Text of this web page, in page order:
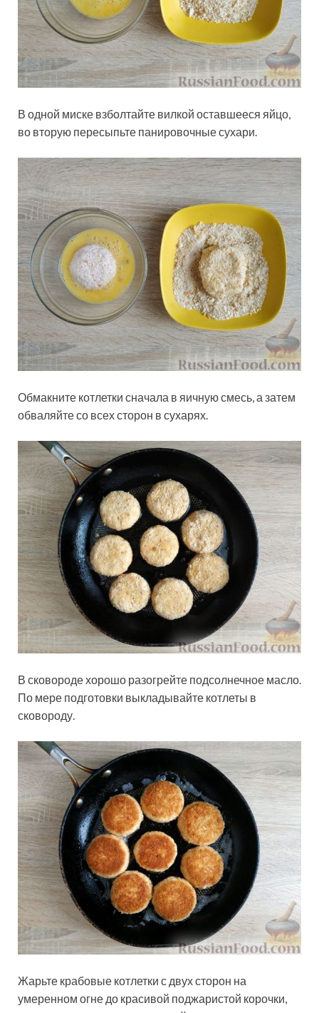
В одной миске взболтайте вилкой оставшееся яйцо,
во вторую пересыпьте панировочные сухари.
Обмакните котлетки сначала в яичную смесь, а затем
обваляйте со всех сторон в сухарях.
В сковороде хорошо разогрейте подсолнечное масло.
По мере подготовки выкладывайте котлеты в
сковороду.
Жарьте крабовые котлетки с двух сторон на
умеренном огне до красивой поджаристой корочки,